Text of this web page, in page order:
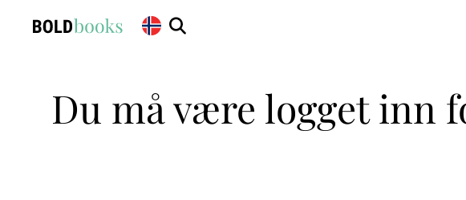
Du må være logget inn